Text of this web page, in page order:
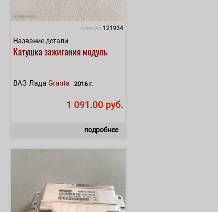
Артикул: 121934
Название детали:
Катушка зажигания модуль
ВАЗ Лада Granta 2016 г.
1 091.00 руб.
подробнее